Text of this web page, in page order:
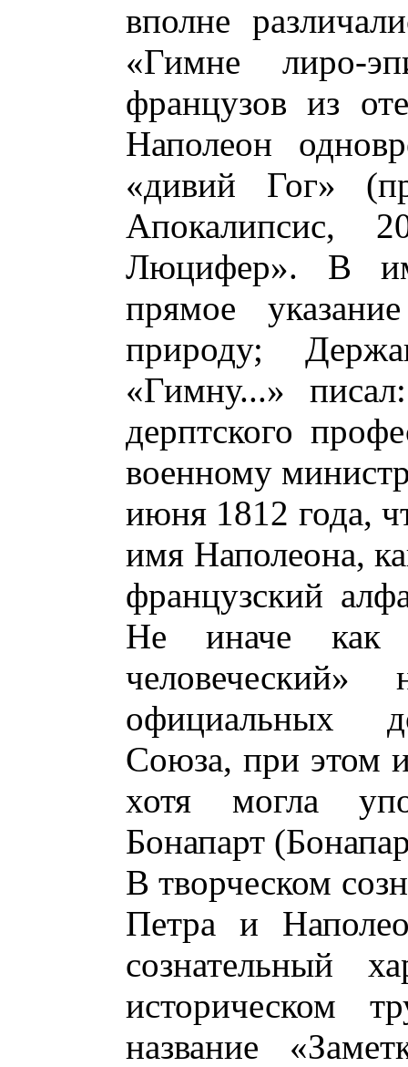
вполне
«Гимне лиро-
французов из
Наполеон
«дивий Гог»
Апокалипсис,
Люцифер». В
прямое
природу;
«Гимну...»
дерптского
военному
июня 1812 года,
имя Наполеона,
французский
Не иначе как
официальных
Союза, при этом
хотя могла
Бонапарт
В творческом
Петра и
сознательный
историческом
название